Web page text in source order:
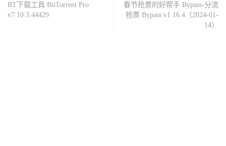
BT下载工具 BitTorrent Pro
v7.10.3.44429
春节抢票的好帮手 Bypass-分流
抢票 Bypass v1.16.4（2024-01-
14）